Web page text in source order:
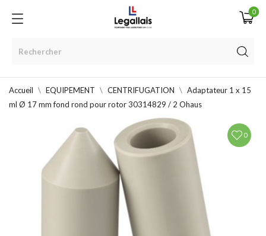
0
Accueil EQUIPEMENT CENTRIFUGATION
Adaptateur 1 x 15
ml Ø 17 mm fond rond pour rotor 30314829 / 2 Ohaus
0